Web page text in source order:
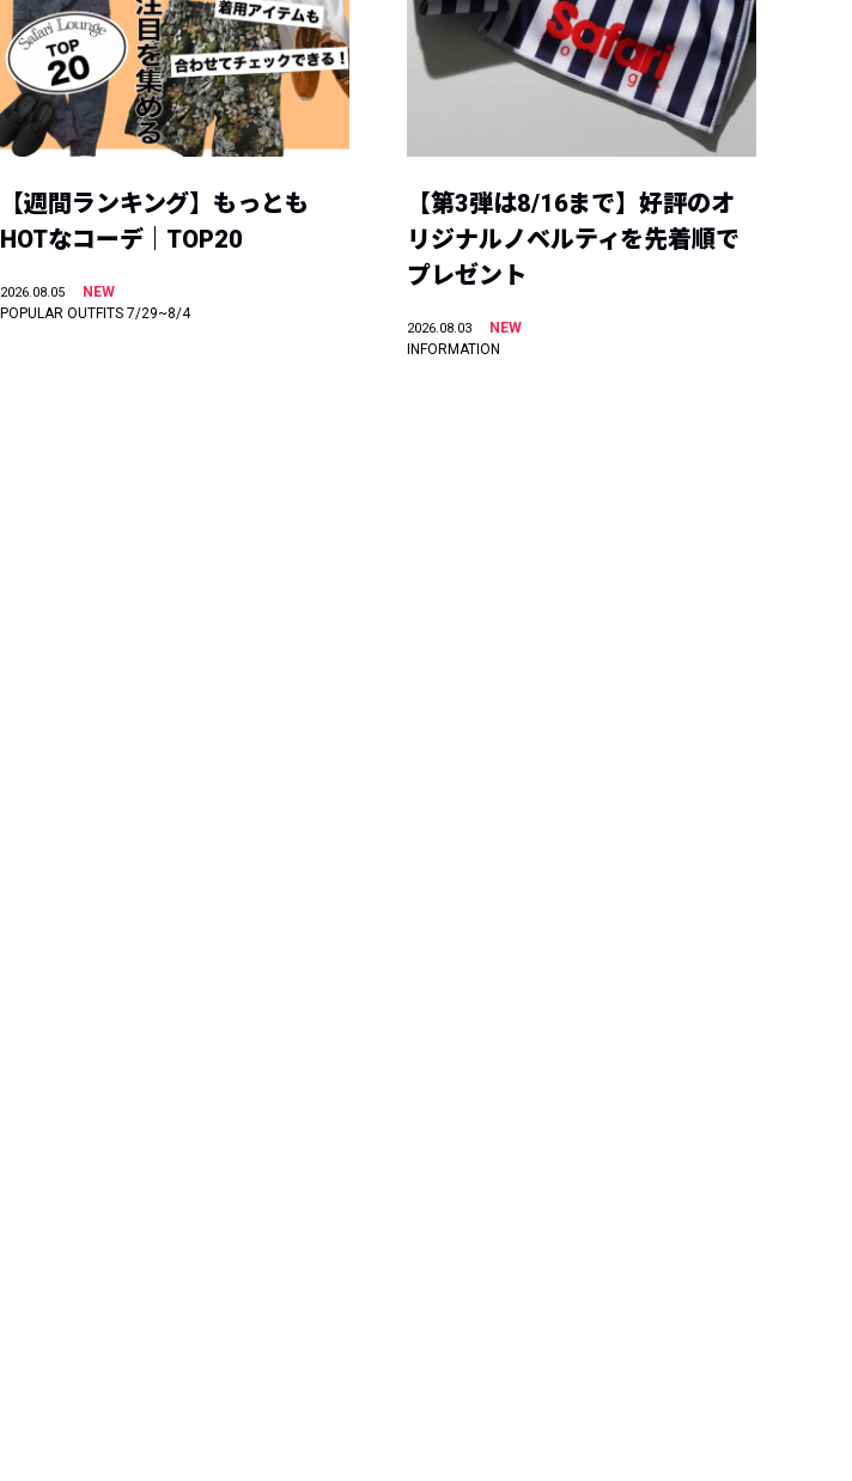
【週間ランキング】もっとも
HOTなコーデ｜TOP20
2026.08.05
NEW
POPULAR OUTFITS 7/29~8/4
【第3弾は8/16まで】好評のオ
リジナルノベルティを先着順で
プレゼント
2026.08.03
NEW
INFORMATION